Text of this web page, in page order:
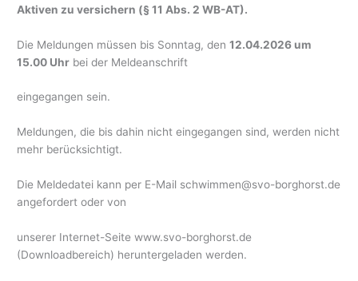
Aktiven zu versichern (§ 11 Abs. 2 WB-AT).
Die Meldungen müssen bis Sonntag, den12.04.2026 um
15.00 Uhr bei der Meldeanschrift
eingegangen sein.
Meldungen, die bis dahin nicht eingegangen sind, werden nicht
mehr berücksichtigt.
Die Meldedatei kann per E-Mail schwimmen@svo-borghorst.de
angefordert oder von
unserer Internet-Seite www.svo-borghorst.de
(Downloadbereich) heruntergeladen werden.